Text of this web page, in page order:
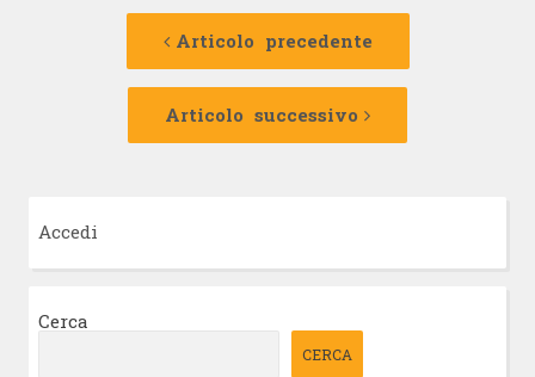
Navigazione
Articolo precedente
Articolo
Articolo successivo
Articolo
Accedi
Cerca
CERCA